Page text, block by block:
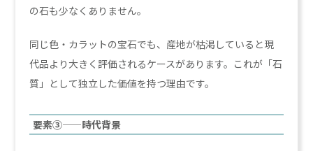
の石も少なくありません。
同じ色・カラットの宝石でも、産地が枯渇していると現
代品より大きく評価されるケースがあります。これが「石
質」として独立した価値を持つ理由です。
要素③——時代背景